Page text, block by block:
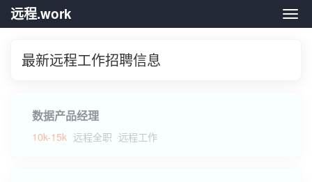
远
远程.work
最新远程工作招聘信息
数据产品经理
10k-15k 远程全职 远程工作